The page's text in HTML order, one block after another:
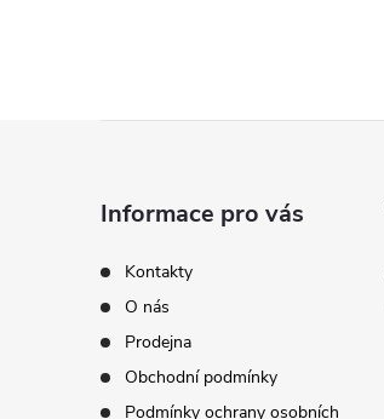
Informace pro vás
Kontakty
O nás
Prodejna
Obchodní podmínky
Podmínky ochrany osobních